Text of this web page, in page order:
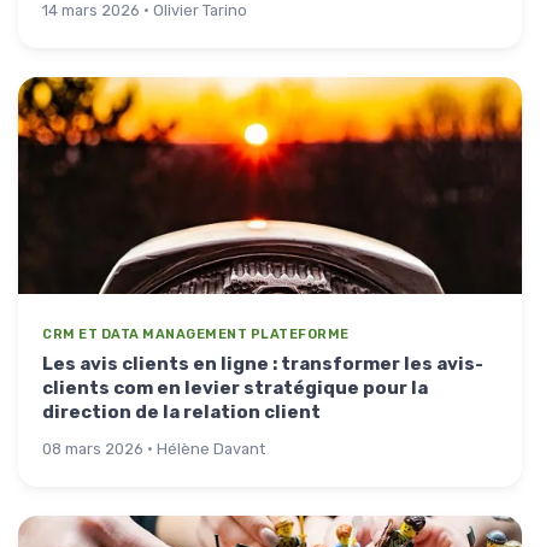
14 mars 2026 · Olivier Tarino
CRM ET DATA MANAGEMENT PLATEFORME
Les avis clients en ligne : transformer les avis-
clients com en levier stratégique pour la
direction de la relation client
08 mars 2026 · Hélène Davant